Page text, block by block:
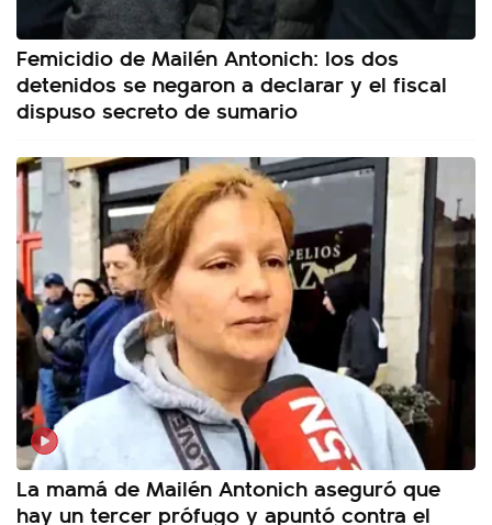
Femicidio de Mailén Antonich: los dos
detenidos se negaron a declarar y el fiscal
dispuso secreto de sumario
La mamá de Mailén Antonich aseguró que
hay un tercer prófugo y apuntó contra el